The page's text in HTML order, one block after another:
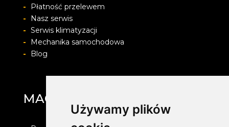
Używamy plików
-
Płatność przelewem
-
Nasz serwis
- Serwis klimatyzacji
-
Mechanika samochodowa
-
Blog
MAG Opony